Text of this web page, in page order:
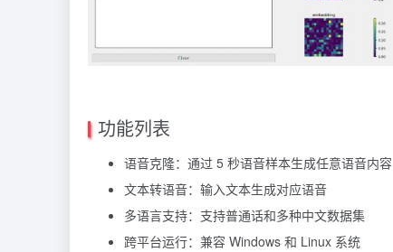
功能列表
语音克隆：通过 5 秒语音样本生成任意语音内容
文本转语音：输入文本生成对应语音
多语言支持：支持普通话和多种中文数据集
跨平台运行：兼容 Windows 和 Linux 系统